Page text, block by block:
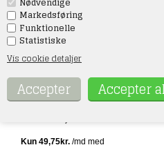
Markedsføring
Funktionelle
Statistiske
Vis cookie detaljer
Varenr.:8400
199,00DKK